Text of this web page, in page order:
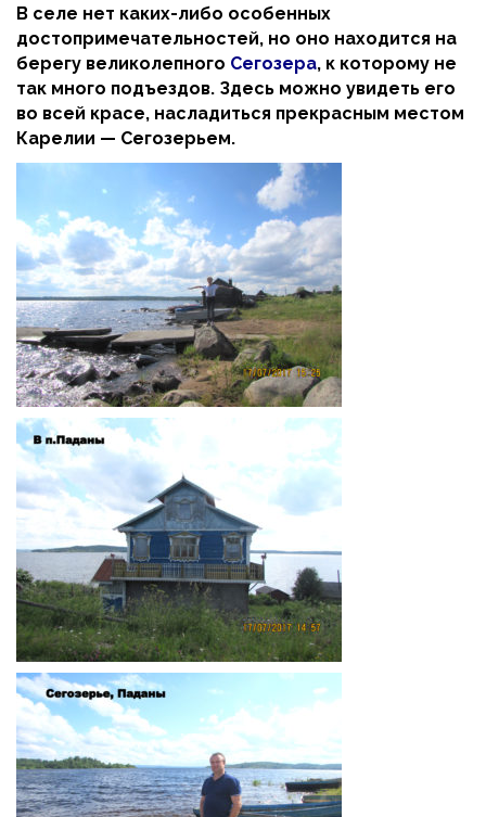
В селе нет каких-либо особенных
достопримечательностей, но оно находится на
берегу великолепного Сегозера, к которому не
так много подъездов. Здесь можно увидеть его
во всей красе, насладиться прекрасным местом
Карелии — Сегозерьем.